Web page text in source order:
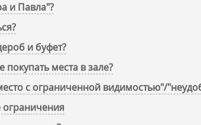
и Павла"?
и буфет?
покупать места в зале?
с ограниченной видимостью"/
ограничения